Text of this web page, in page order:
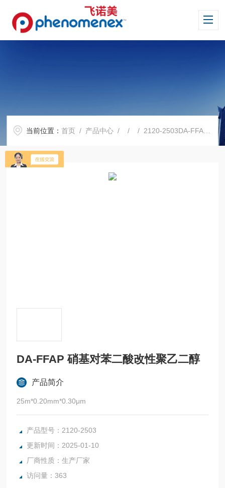
当前位置：首页 / 产品中心 / / / 2120-2503DA-FFAP 硝基对苯二酸改性聚乙二醇
DA-FFAP 硝基对苯二酸改性聚乙二醇
产品简介
25m*0.20mm*0.30μm
产品型号：2120-2503
更新时间：2025-01-10
厂商性质：生产厂家
访问量：363